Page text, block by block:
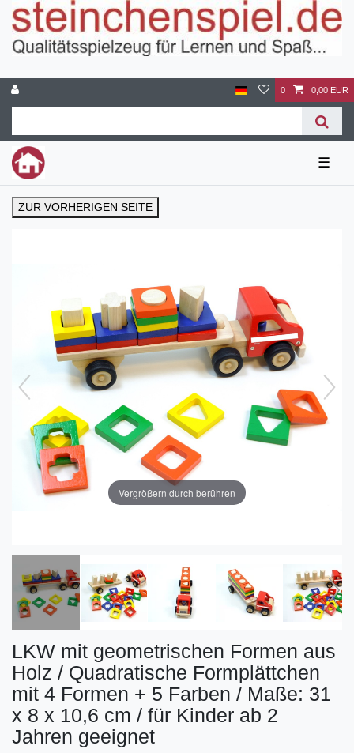
0 0,00 EUR
☰
ZUR VORHERIGEN SEITE
Vergrößern durch berühren
LKW mit geometrischen Formen aus
Holz / Quadratische Formplättchen
mit 4 Formen + 5 Farben / Maße: 31
x 8 x 10,6 cm / für Kinder ab 2
Jahren geeignet